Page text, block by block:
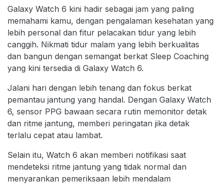
Galaxy Watch 6 kini hadir sebagai jam yang paling
memahami kamu, dengan pengalaman kesehatan yang
lebih personal dan fitur pelacakan tidur yang lebih
canggih. Nikmati tidur malam yang lebih berkualitas
dan bangun dengan semangat berkat Sleep Coaching
yang kini tersedia di Galaxy Watch 6.
Jalani hari dengan lebih tenang dan fokus berkat
pemantau jantung yang handal. Dengan Galaxy Watch
6, sensor PPG bawaan secara rutin memonitor detak
dan ritme jantung, memberi peringatan jika detak
terlalu cepat atau lambat.
Selain itu, Watch 6 akan memberi notifikasi saat
mendeteksi ritme jantung yang tidak normal dan
menyarankan pemeriksaan lebih mendalam